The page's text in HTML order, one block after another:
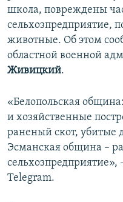
школа, повреждены
сельхозпредприятие,
животные. Об этом
областной военной
Живицкий.
«Белопольская
и хозяйственные
раненый скот,
Эсманская община –
Telegram.